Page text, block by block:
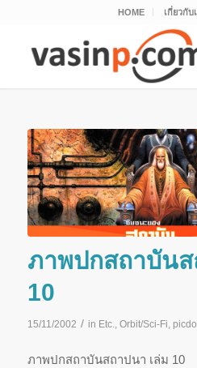
HOME เกี่ยวกั
ภาพปกสถาบันส
10
15/11/2002 / in Etc. Orbit/Sci-Fi
ภาพปกสถาบันสถาปนา เล่ม 10